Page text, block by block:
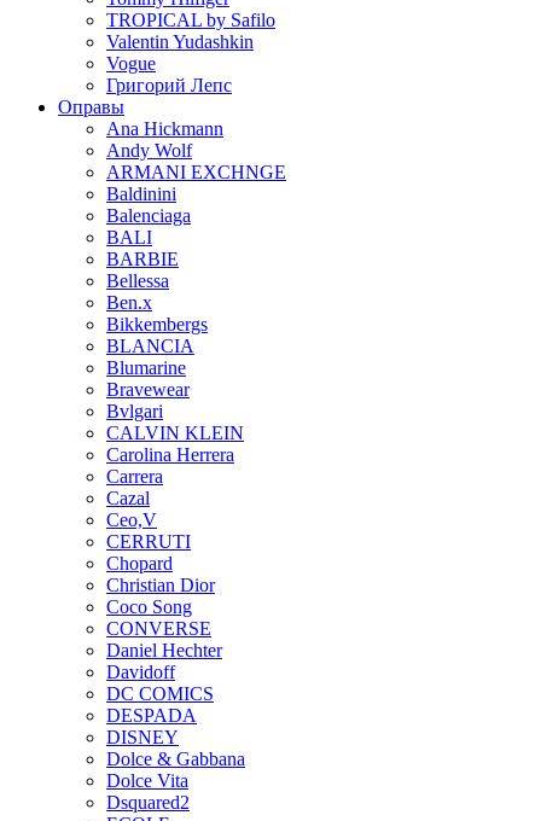
TROPICAL by Safilo
Valentin Yudashkin
Vogue
Григорий Лепс
Оправы
Ana Hickmann
Andy Wolf
ARMANI EXCHNGE
Baldinini
Balenciaga
BALI
BARBIE
Bellessa
Ben.x
Bikkembergs
BLANCIA
Blumarine
Bravewear
Bvlgari
CALVIN KLEIN
Carolina Herrera
Carrera
Cazal
Ceo,V
CERRUTI
Chopard
Christian Dior
Coco Song
CONVERSE
Daniel Hechter
Davidoff
DC COMICS
DESPADA
DISNEY
Dolce & Gabbana
Dolce Vita
Dsquared2